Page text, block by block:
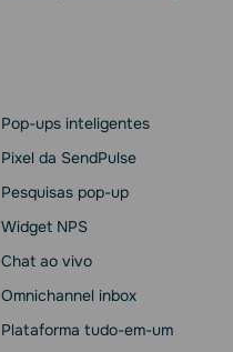
Pop-ups inteligentes
Pixel da SendPulse
Pesquisas pop-up
Widget NPS
Chat ao vivo
Omnichannel inbox
Plataforma tudo-em-um